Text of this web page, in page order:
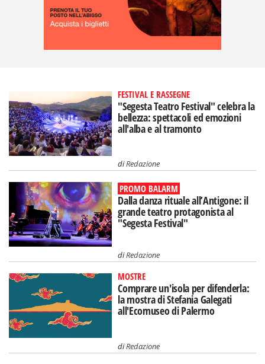
FESTIVAL E RASSEGNE
"Segesta Teatro Festival" celebra la
bellezza: spettacoli ed emozioni
all'alba e al tramonto
diRedazione
PROMO BALARM
Dalla danza rituale all’Antigone: il
grande teatro protagonista al
"Segesta Festival"
diRedazione
MOSTRE
Comprare un'isola per difenderla:
la mostra di Stefania Galegati
all'Ecomuseo di Palermo
diRedazione